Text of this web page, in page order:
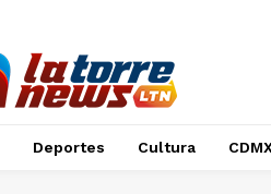
Deportes Cultura